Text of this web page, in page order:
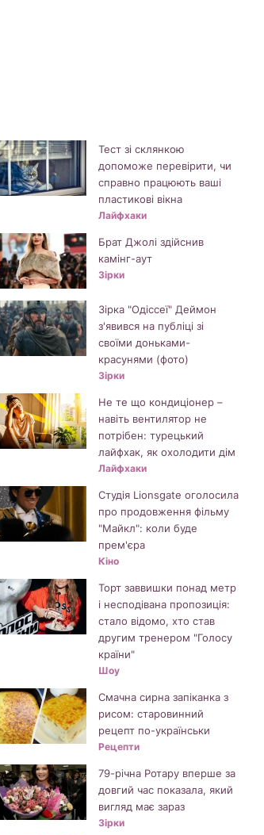
Тест зі склянкою
допоможе перевірити, чи
справно працюють ваші
пластикові вікна
Лайфхаки
Брат Джолі здійснив
камінг-аут
Зірки
Зірка "Одіссеї" Деймон
з'явився на публіці зі
своїми доньками-
красунями (фото)
Зірки
Не те що кондиціонер –
навіть вентилятор не
потрібен: турецький
лайфхак, як охолодити дім
Лайфхаки
Студія Lionsgate оголосила
про продовження фільму
"Майкл": коли буде
прем'єра
Кіно
Торт заввишки понад метр
і несподівана пропозиція:
стало відомо, хто став
другим тренером "Голосу
країни"
Шоу
Смачна сирна запіканка з
рисом: старовинний
рецепт по-українськи
Рецепти
79-річна Ротару вперше за
довгий час показала, який
вигляд має зараз
Зірки